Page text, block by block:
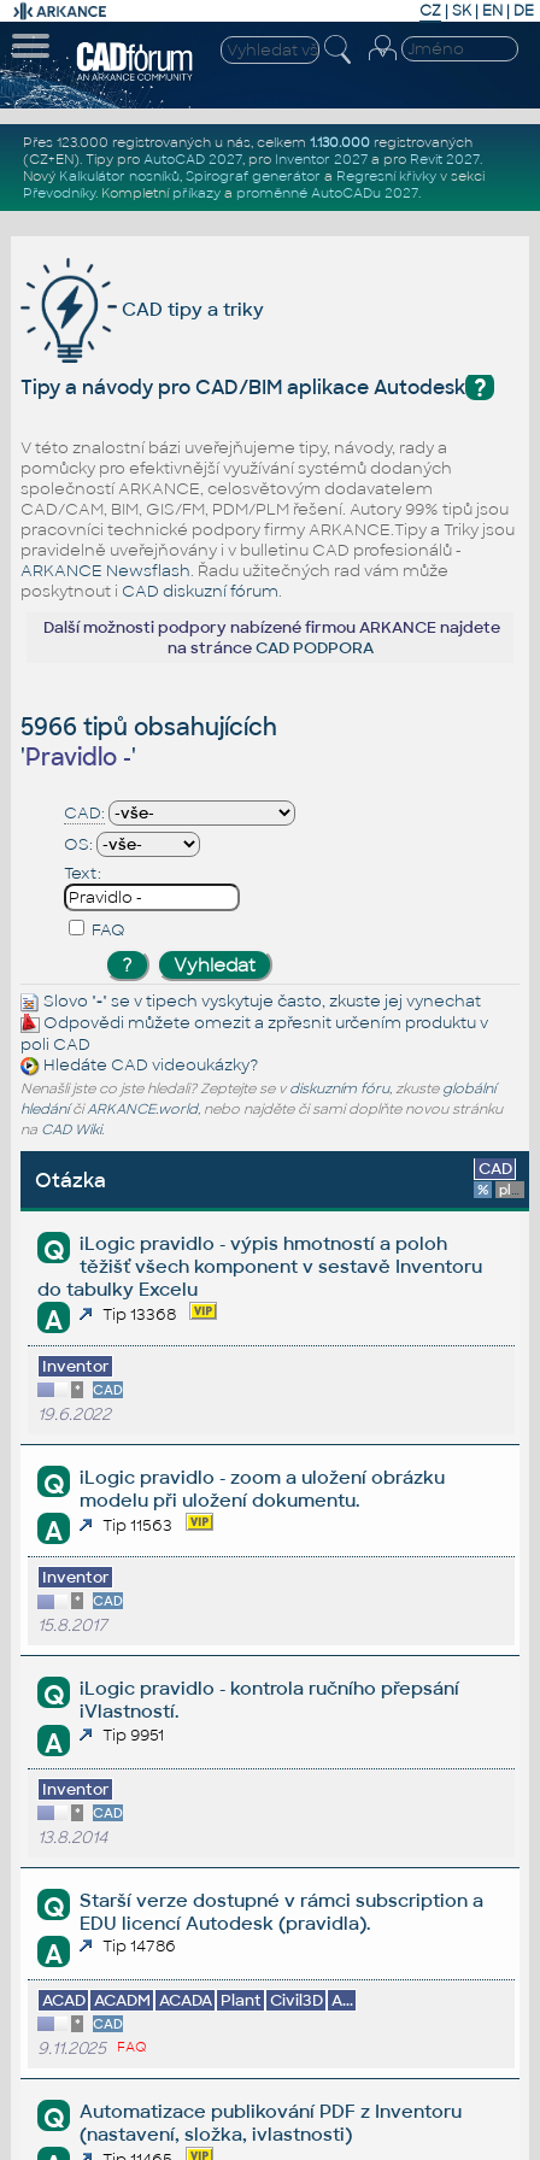
CZ | SK| EN | DE
Přes 123.000 registrovaných u nás, celkem 1.130.000registrovaných
(CZ+EN). Tipy pro AutoCAD 2027, pro Inventor 2027a pro Revit 2027.
Nový Kalkulátor nosníků, Spirograf generátor a Regresní křivkyv sekci
Převodníky. Kompletní příkazya proměnné AutoCADu 2027.
CAD tipy a triky
?
Tipy a návody pro CAD/BIM aplikace Autodesk
V této znalostní bázi uveřejňujeme tipy, návody, rady a
pomůcky pro efektivnější využívání systémů dodaných
společností ARKANCE, celosvětovým dodavatelem
CAD/CAM, BIM, GIS/FM, PDM/PLM řešení. Autory 99% tipů jsou
pracovníci technické podpory firmy ARKANCE.Tipy a Triky jsou
pravidelně uveřejňovány i v bulletinu CAD profesionálů -
ARKANCE Newsflash. Řadu užitečných rad vám může
poskytnout i CAD diskuzní fórum.
Další možnosti podpory nabízené firmou ARKANCE najdete
na stránceCAD PODPORA
5966 tipů obsahujících
'Pravidlo -'
CAD:
OS:
Text:
FAQ
Slovo "-" se v tipech vyskytuje často, zkuste jej vynechat
Odpovědi můžete omezit a zpřesnit určením produktu v
poli CAD
Hledáte CAD videoukázky?
Nenašli jste co jste hledali? Zeptejte se v diskuzním fóru, zkuste globální
hledáníčiARKANCE.world, nebo najděte či sami doplňte novou stránku
na CAD Wiki.
Otázka CAD
% platforma
Q
iLogic pravidlo - výpis hmotností a poloh
těžišť všech komponent v sestavě Inventoru
do tabulky Excelu
A Tip 13368
Inventor
* CAD
19.6.2022
Q
iLogic pravidlo - zoom a uložení obrázku
modelu při uložení dokumentu.
A Tip 11563
Inventor
* CAD
15.8.2017
Q
iLogic pravidlo - kontrola ručního přepsání
iVlastností.
A Tip 9951
Inventor
* CAD
13.8.2014
Q
Starší verze dostupné v rámci subscription a
EDU licencí Autodesk (pravidla).
A Tip 14786
ACAD ACADM ACADA Plant Civil3D A...
* CAD
9.11.2025 FAQ
Q
Automatizace publikování PDF z Inventoru
(nastavení, složka, ivlastnosti)